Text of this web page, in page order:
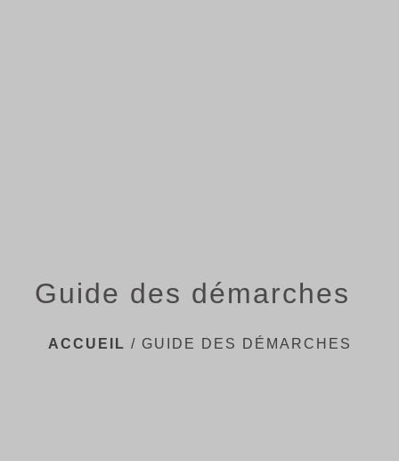
Guide des démarches
ACCUEIL / GUIDE DES DÉMARCHES